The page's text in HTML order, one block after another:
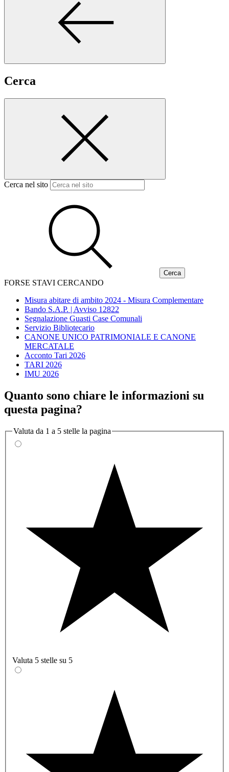
Cerca
Cerca nel sito
FORSE STAVI CERCANDO
Misura abitare di ambito 2024 - Misura Complementare
Bando S.A.P. | Avviso 12822
Segnalazione Guasti Case Comunali
Servizio Bibliotecario
CANONE UNICO PATRIMONIALE E CANONE
MERCATALE
Acconto Tari 2026
TARI 2026
IMU 2026
Quanto sono chiare le informazioni su
questa pagina?
Valuta da 1 a 5 stelle la pagina
Valuta 5 stelle su 5